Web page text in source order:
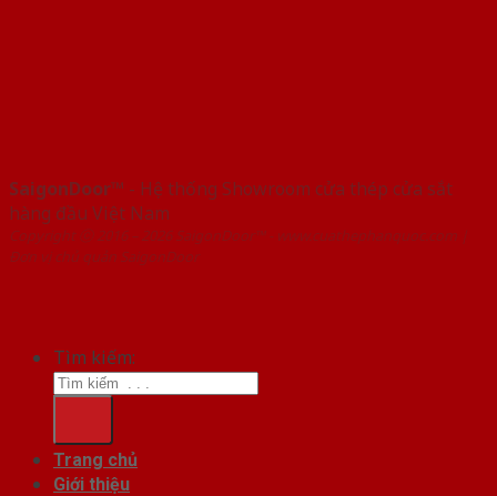
SaigonDoor™ - Hệ thống Showroom cửa thép cửa sắt
hàng đầu Việt Nam
Copyright ⓒ 2016 – 2026 SaigonDoor™ - www.cuathephanquoc.com |
Đơn vị chủ quản SaigonDoor
Tìm kiếm:
Trang chủ
Giới thiệu